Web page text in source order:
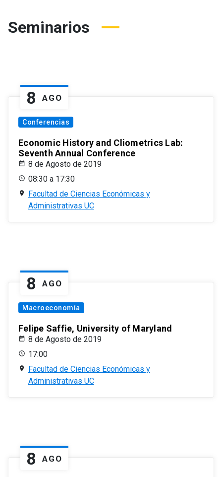
Seminarios
8 AGO
Conferencias
Economic History and Cliometrics Lab:
Seventh Annual Conference
8 de Agosto de 2019
08:30 a 17:30
Facultad de Ciencias Económicas y
Administrativas UC
8 AGO
Macroeconomía
Felipe Saffie, University of Maryland
8 de Agosto de 2019
17:00
Facultad de Ciencias Económicas y
Administrativas UC
8 AGO